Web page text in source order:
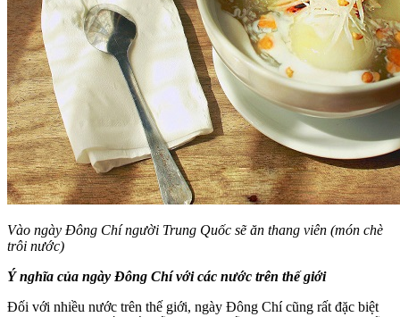
Vào ngày Đông Chí người Trung Quốc sẽ ăn thang viên (món chè
trôi nước)
Ý nghĩa của ngày Đông Chí với các nước trên thế giới
Đối với nhiều nước trên thế giới, ngày Đông Chí cũng rất đặc biệt